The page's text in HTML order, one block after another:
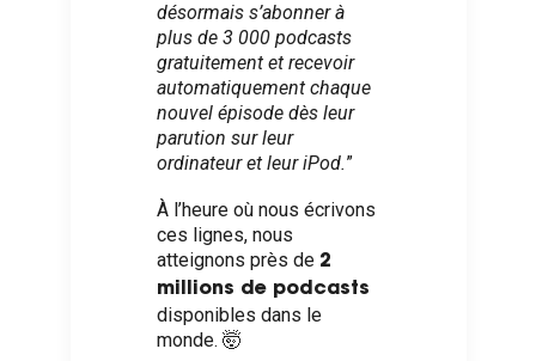
désormais s’abonner à
plus de 3 000 podcasts
gratuitement et recevoir
automatiquement chaque
nouvel épisode dès leur
parution sur leur
ordinateur et leur iPod.”
À l’heure où nous écrivons
ces lignes, nous
atteignons près de 2
millions de podcasts
disponibles dans le
monde. 🤯